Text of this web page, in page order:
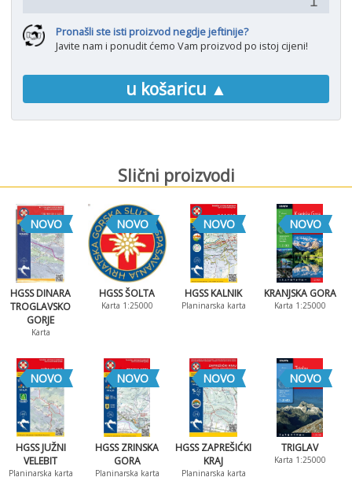
Pronašli ste isti proizvod negdje jeftinije?
Javite nam i ponudit ćemo Vam proizvod po istoj cijeni!
u košaricu ▲
Slični proizvodi
NOVO
HGSS DINARA
TROGLAVSKO
GORJE
Karta
NOVO
HGSS ŠOLTA
Karta 1:25000
NOVO
HGSS KALNIK
Planinarska karta
NOVO
KRANJSKA GORA
Karta 1:25000
NOVO
HGSS JUŽNI
VELEBIT
Planinarska karta
NOVO
HGSS ZRINSKA
GORA
Planinarska karta
NOVO
HGSS ZAPREŠIĆKI
KRAJ
Planinarska karta
NOVO
TRIGLAV
Karta 1:25000